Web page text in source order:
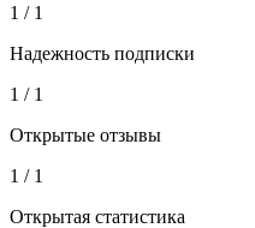
1 / 1
Надежность подписки
1 / 1
Открытые отзывы
1 / 1
Открытая статистика